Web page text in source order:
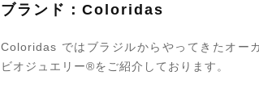
ブランド：Coloridas
Coloridas ではブラジルからやってきたオー
ビオジュエリー®をご紹介しております。